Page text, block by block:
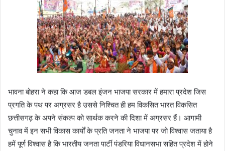
भावना बोहरा ने कहा कि आज डबल इंजन भाजपा सरकार में हमारा प्रदेश जिस
प्रगति के पथ पर अग्रसर है उससे निश्चित ही हम विकसित भारत विकसित
छत्तीसगढ़ के अपने संकल्प को सार्थक करने की दिशा में अग्रसर हैं। आगामी
चुनाव में इन सभी विकास कार्यों के प्रति जनता ने भाजपा पर जो विश्वास जताया है
हमें पूर्ण विश्वास है कि भारतीय जनता पार्टी पंडरिया विधानसभा सहित प्रदेश में होने